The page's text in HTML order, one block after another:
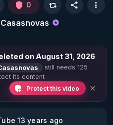
0
on August 31, 2026
still needs 125
its content
Protect this video
13 years ago